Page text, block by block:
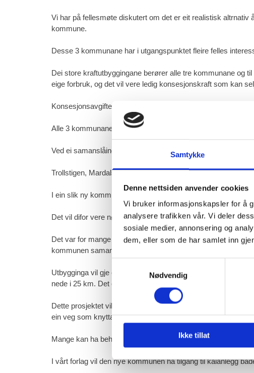
Samtykke
Denne nettsiden anvender cookies
Vi bruker informasjonskapsler for å
analysere trafikken vår. Vi deler
sosiale medier, annonsering og
dem, eller som de har samlet inn
Nødvendig
Ikke tillat
Vi har på fellesmøte diskutert om det er eit realistisk
kommune.
Desse 3 kommunane har i utgangspunktet fleire felles
Dei store kraftutbyggingane berører alle tre kommunane og
eige forbruk, og det vil vere ledig konsesjonskraft som kan
Konsesjonsavgiftene vil gje den nye kommunen betydelege
Alle 3 kommunane har naturverdiar som har eit stort
Ved ei samanslåing av kommunane vil ein kunne få ei felles
Trollstigen, Mardalsfossen, Aursjøen, Innerdalen og
I ein slik ny kommune vil det bli store avstandar mellom
Det vil difor vere nødvendig med ei utbygging av nye
Det var for mange tiår sidan planer om å forlenge
kommunen saman og avstandane vil bli betydeleg redusert.
Utbygginga vil gje ein tunnel frå Eresfjord til Øksendal på 4
nede i 25 km. Det er enkelt å lage ein avstikkar frå
Dette prosjektet vil gje heile den nye kommunen god tilgang
ein veg som knyttar saman dei indre delane av Romsdal,
Mange kan ha behov for båttransport.
I vårt forlag vil den nye kommunen ha tilgang til kaianlegg